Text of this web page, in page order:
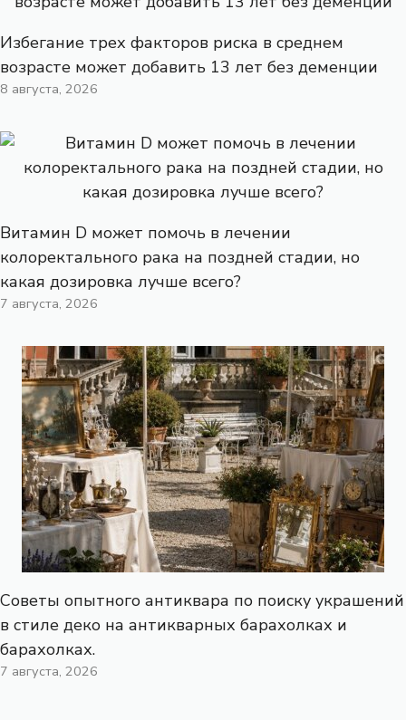
Избегание трех факторов риска в среднем
возрасте может добавить 13 лет без деменции
8 августа, 2026
Витамин D может помочь в лечении
колоректального рака на поздней стадии, но
какая дозировка лучше всего?
7 августа, 2026
Советы опытного антиквара по поиску украшений
в стиле деко на антикварных барахолках и
барахолках.
7 августа, 2026